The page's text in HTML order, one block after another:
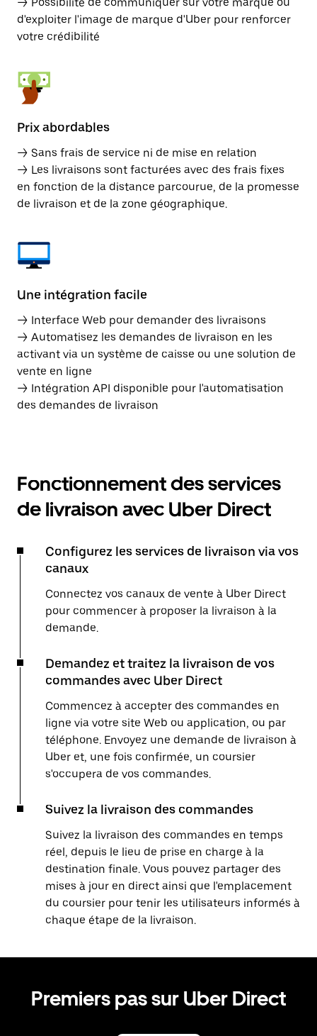
d'exploiter l'image de marque d'Uber pour renforcer
votre crédibilité
Prix abordables
→ Sans frais de service ni de mise en relation
→ Les livraisons sont facturées avec des frais fixes
en fonction de la distance parcourue, de la promesse
de livraison et de la zone géographique.
Une intégration facile
→ Interface Web pour demander des livraisons
→ Automatisez les demandes de livraison en les
activant via un système de caisse ou une solution de
vente en ligne
→ Intégration API disponible pour l'automatisation
des demandes de livraison
Fonctionnement des services
de livraison avec Uber Direct
Configurez les services de livraison via vos
canaux
Connectez vos canaux de vente à Uber Direct
pour commencer à proposer la livraison à la
demande.
Demandez et traitez la livraison de vos
commandes avec Uber Direct
Commencez à accepter des commandes en
ligne via votre site Web ou application, ou par
téléphone. Envoyez une demande de livraison à
Uber et, une fois confirmée, un coursier
s'occupera de vos commandes.
Suivez la livraison des commandes
Suivez la livraison des commandes en temps
réel, depuis le lieu de prise en charge à la
destination finale. Vous pouvez partager des
mises à jour en direct ainsi que l'emplacement
du coursier pour tenir les utilisateurs informés à
chaque étape de la livraison.
Premiers pas sur Uber Direct